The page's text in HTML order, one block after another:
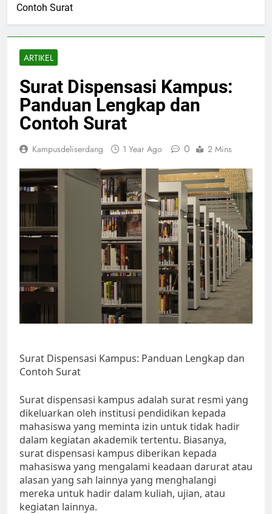
Contoh Surat
ARTIKEL
Surat Dispensasi Kampus:
Panduan Lengkap dan
Contoh Surat
Kampusdeliserdang 1 Year Ago 0 2 Mins
Surat Dispensasi Kampus: Panduan Lengkap dan
Contoh Surat
Surat dispensasi kampus adalah surat resmi yang
dikeluarkan oleh institusi pendidikan kepada
mahasiswa yang meminta izin untuk tidak hadir
dalam kegiatan akademik tertentu. Biasanya,
surat dispensasi kampus diberikan kepada
mahasiswa yang mengalami keadaan darurat atau
alasan yang sah lainnya yang menghalangi
mereka untuk hadir dalam kuliah, ujian, atau
kegiatan lainnya.